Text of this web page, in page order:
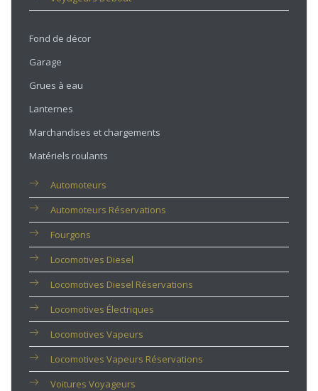
Fond de décor
Garage
Grues à eau
Lanternes
Marchandises et chargements
Matériels roulants
Automoteurs
Automoteurs Réservations
Fourgons
Locomotives Diesel
Locomotives Diesel Réservations
Locomotives Électriques
Locomotives Vapeurs
Locomotives Vapeurs Réservations
Voitures Voyageurs